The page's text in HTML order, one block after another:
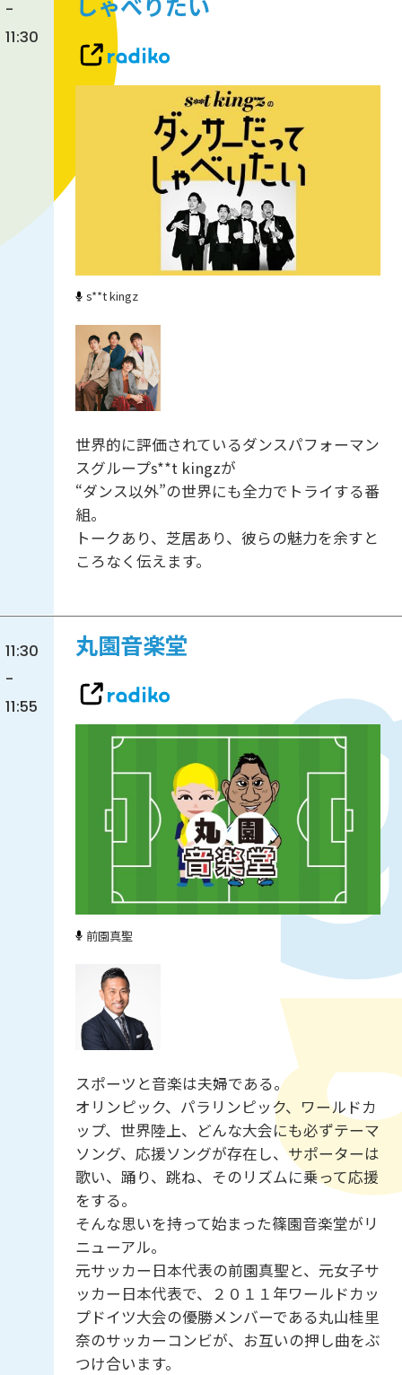
-
11:30
しゃべりたい
s**t kingz
世界的に評価されているダンスパフォーマン
スグループs**t kingzが
“ダンス以外”の世界にも全力でトライする番
組。
トークあり、芝居あり、彼らの魅力を余すと
ころなく伝えます。
11:30
-
11:55
丸園音楽堂
前園真聖
スポーツと音楽は夫婦である。
オリンピック、パラリンピック、ワールドカ
ップ、世界陸上、どんな大会にも必ずテーマ
ソング、応援ソングが存在し、サポーターは
歌い、踊り、跳ね、そのリズムに乗って応援
をする。
そんな思いを持って始まった篠園音楽堂がリ
ニューアル。
元サッカー日本代表の前園真聖と、元女子サ
ッカー日本代表で、２０１１年ワールドカッ
プドイツ大会の優勝メンバーである丸山桂里
奈のサッカーコンビが、お互いの押し曲をぶ
つけ合います。